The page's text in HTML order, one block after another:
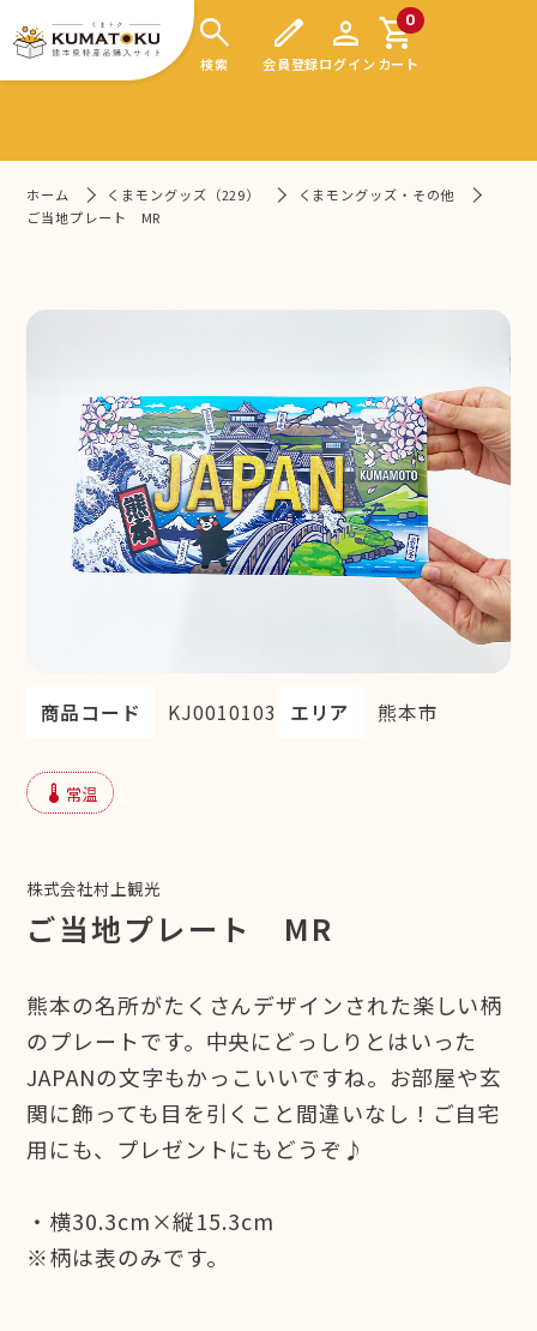
search
検索
edit
会員登録
person
ログイン
0
shopping_cart
カート
ホーム くまモングッズ（229）
くまモングッズ・その他
ご当地プレート MR
商品コード KJ0010103 エリア 熊本市
device_thermostat 常温
株式会社村上観光
ご当地プレート MR
熊本の名所がたくさんデザインされた楽しい柄
のプレートです。中央にどっしりとはいった
JAPANの文字もかっこいいですね。お部屋や玄
関に飾っても目を引くこと間違いなし！ご自宅
用にも、プレゼントにもどうぞ♪
・横30.3cm×縦15.3cm
※柄は表のみです。